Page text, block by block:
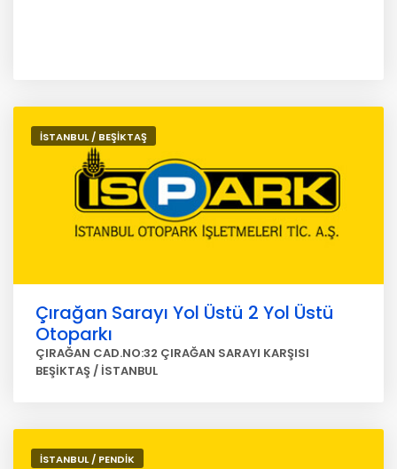
İSTANBUL / BEŞİKTAŞ
Çırağan Sarayı Yol Üstü 2 Yol Üstü
Otoparkı
ÇIRAĞAN CAD.NO:32 ÇIRAĞAN SARAYI KARŞISI
BEŞİKTAŞ / İSTANBUL
İSTANBUL / PENDİK